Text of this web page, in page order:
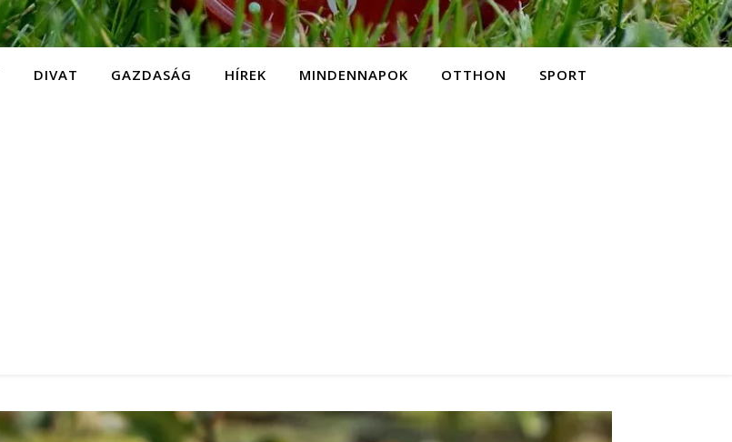
DIVAT GAZDASÁG HÍREK MINDENNAPOK OTTHON SPORT